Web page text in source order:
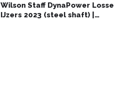
Wilson Staff DynaPower Losse
IJzers 2023 (steel shaft) |